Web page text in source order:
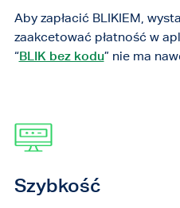
Aby zapłacić BLIKIEM,
zaakcetować płatność w
“BLIK bez kodu” nie ma
Szybkość